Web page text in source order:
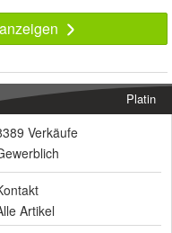
Platin
Verkäufe
Artikel